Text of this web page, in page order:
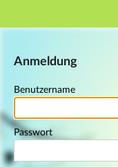
Anmeldung
Benutzername
Passwort